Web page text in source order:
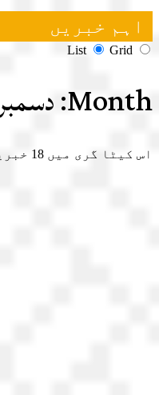
اہم خبریں
List Grid
Month: دسمبر
اس کیٹا گری میں 18